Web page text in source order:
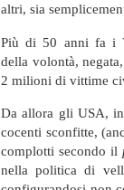
altri, sia
Più di 50 anni fa i
della volontà,
2 milioni di vittime
Da allora gli USA,
cocenti sconfitte,
complotti secondo il
nella politica di